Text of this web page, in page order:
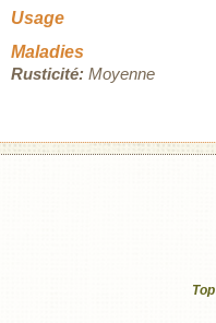
Usage
Maladies
Rusticité:Moyenne
Top